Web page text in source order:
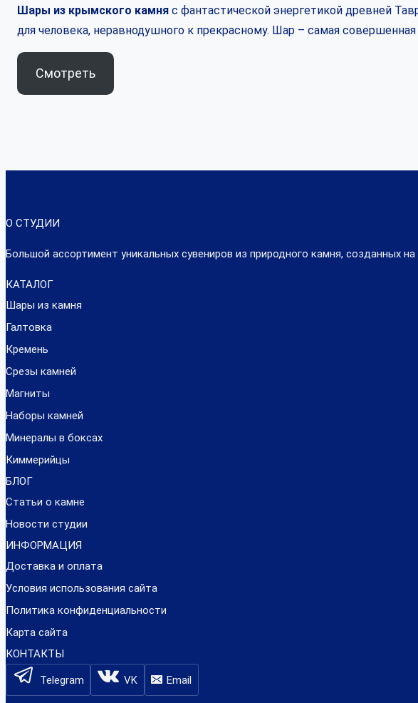
Шары из крымского камня с фантастической энергетикой древней
для человека, неравнодушного к прекрасному. Шар – самая
Смотреть
О СТУДИИ
Большой ассортимент уникальных сувениров из природного камня, созданных
КАТАЛОГ
Шары из камня
Галтовка
Кремень
Срезы камней
Магниты
Наборы камней
Минералы в боксах
Киммерийцы
БЛОГ
Статьи о камне
Новости студии
ИНФОРМАЦИЯ
Доставка и оплата
Условия использования сайта
Политика конфиденциальности
Карта сайта
КОНТАКТЫ
Telegram VK Email